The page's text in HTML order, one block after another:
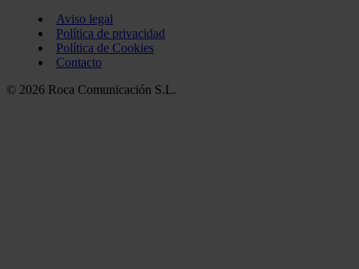
Aviso legal
Política de privacidad
Política de Cookies
Contacto
© 2026 Roca Comunicación S.L.